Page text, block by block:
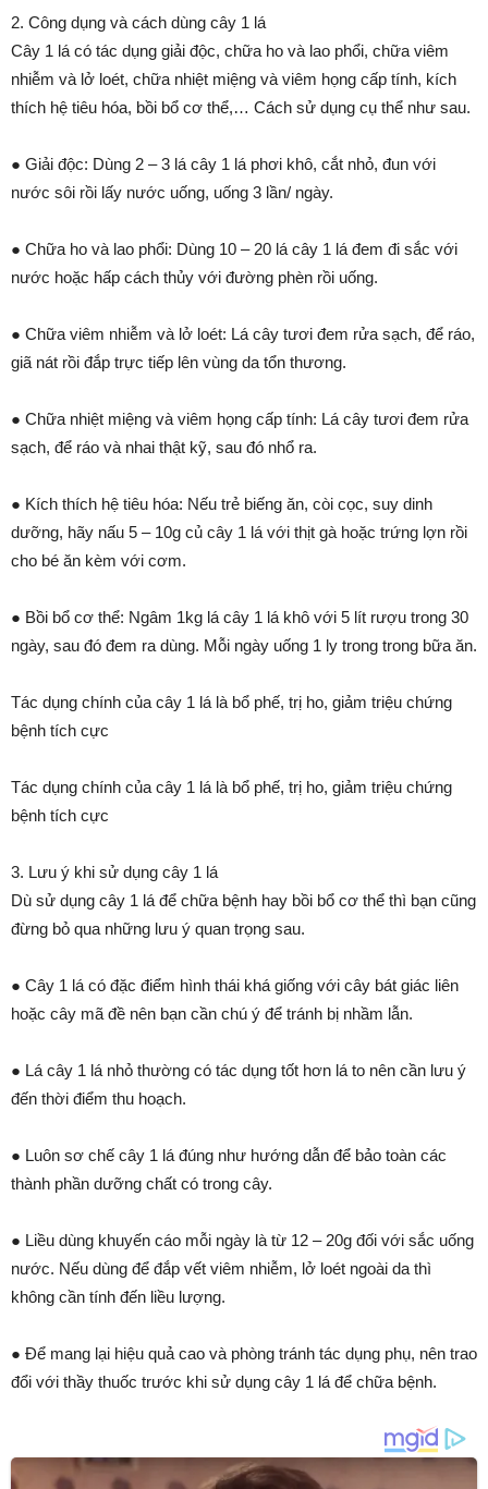
2. Công dụng và cách dùng cây 1 lá
Cây 1 lá có tác dụng giải độc, chữa ho và lao phổi, chữa viêm
nhiễm và lở loét, chữa nhiệt miệng và viêm họng cấp tính, kích
thích hệ tiêu hóa, bồi bổ cơ thể,… Cách sử dụng cụ thể như sau.
● Giải độc: Dùng 2 – 3 lá cây 1 lá phơi khô, cắt nhỏ, đun với
nước sôi rồi lấy nước uống, uống 3 lần/ ngày.
● Chữa ho và lao phổi: Dùng 10 – 20 lá cây 1 lá đem đi sắc với
nước hoặc hấp cách thủy với đường phèn rồi uống.
● Chữa viêm nhiễm và lở loét: Lá cây tươi đem rửa sạch, để ráo,
giã nát rồi đắp trực tiếp lên vùng da tổn thương.
● Chữa nhiệt miệng và viêm họng cấp tính: Lá cây tươi đem rửa
sạch, để ráo và nhai thật kỹ, sau đó nhổ ra.
● Kích thích hệ tiêu hóa: Nếu trẻ biếng ăn, còi cọc, suy dinh
dưỡng, hãy nấu 5 – 10g củ cây 1 lá với thịt gà hoặc trứng lợn rồi
cho bé ăn kèm với cơm.
● Bồi bổ cơ thể: Ngâm 1kg lá cây 1 lá khô với 5 lít rượu trong 30
ngày, sau đó đem ra dùng. Mỗi ngày uống 1 ly trong trong bữa ăn.
Tác dụng chính của cây 1 lá là bổ phế, trị ho, giảm triệu chứng
bệnh tích cực
Tác dụng chính của cây 1 lá là bổ phế, trị ho, giảm triệu chứng
bệnh tích cực
3. Lưu ý khi sử dụng cây 1 lá
Dù sử dụng cây 1 lá để chữa bệnh hay bồi bổ cơ thể thì bạn cũng
đừng bỏ qua những lưu ý quan trọng sau.
● Cây 1 lá có đặc điểm hình thái khá giống với cây bát giác liên
hoặc cây mã đề nên bạn cần chú ý để tránh bị nhầm lẫn.
● Lá cây 1 lá nhỏ thường có tác dụng tốt hơn lá to nên cần lưu ý
đến thời điểm thu hoạch.
● Luôn sơ chế cây 1 lá đúng như hướng dẫn để bảo toàn các
thành phần dưỡng chất có trong cây.
● Liều dùng khuyến cáo mỗi ngày là từ 12 – 20g đối với sắc uống
nước. Nếu dùng để đắp vết viêm nhiễm, lở loét ngoài da thì
không cần tính đến liều lượng.
● Để mang lại hiệu quả cao và phòng tránh tác dụng phụ, nên trao
đổi với thầy thuốc trước khi sử dụng cây 1 lá để chữa bệnh.